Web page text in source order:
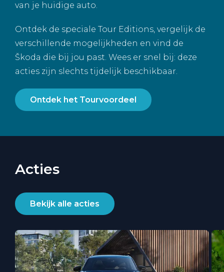
van je huidige auto.
Ontdek de speciale Tour Editions, vergelijk de
verschillende mogelijkheden en vind de
Škoda die bij jou past. Wees er snel bij: deze
acties zijn slechts tijdelijk beschikbaar.
Ontdek het Tourvoordeel
Acties
Bekijk alle acties